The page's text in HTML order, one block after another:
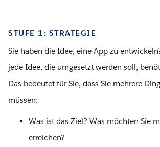
STUFE 1: STRATEGIE
Sie haben die Idee, eine App zu
jede Idee, die umgesetzt werden soll,
Das bedeutet für Sie, dass Sie mehrere
müssen:
Was ist das Ziel? Was möchten Sie
erreichen?